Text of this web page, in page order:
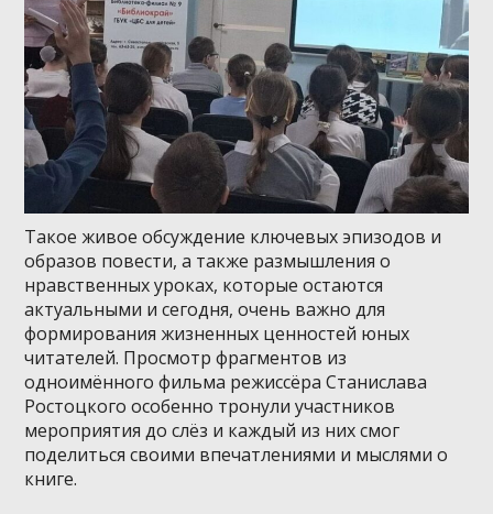
Такое живое обсуждение ключевых эпизодов и
образов повести, а также размышления о
нравственных уроках, которые остаются
актуальными и сегодня, очень важно для
формирования жизненных ценностей юных
читателей. Просмотр фрагментов из
одноимённого фильма режиссёра Станислава
Ростоцкого особенно тронули участников
мероприятия до слёз и каждый из них смог
поделиться своими впечатлениями и мыслями о
книге.